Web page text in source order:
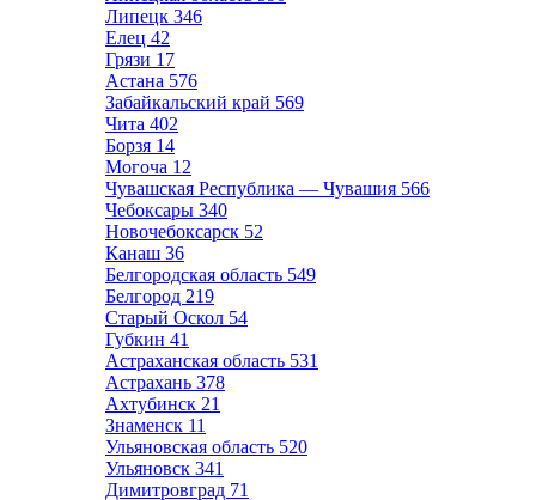
Липецк 346
Елец 42
Грязи 17
Астана 576
Забайкальский край 569
Чита 402
Борзя 14
Могоча 12
Чувашская Республика — Чувашия 566
Чебоксары 340
Новочебоксарск 52
Канаш 36
Белгородская область 549
Белгород 219
Старый Оскол 54
Губкин 41
Астраханская область 531
Астрахань 378
Ахтубинск 21
Знаменск 11
Ульяновская область 520
Ульяновск 341
Димитровград 71